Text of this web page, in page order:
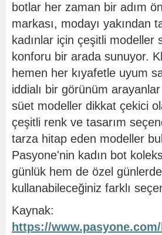
botlar her zaman bir adım
markası, modayı yakından
kadınlar için çeşitli modeller
konforu bir arada sunuyor.
hemen her kıyafetle uyum
iddialı bir görünüm
süet modeller dikkat çekici
çeşitli renk ve tasarım
tarza hitap eden modeller
Pasyone'nin kadın bot
günlük hem de özel günlerde
kullanabileceğiniz farklı
Kaynak:
https://